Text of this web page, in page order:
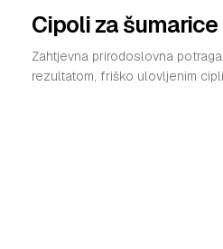
Cipoli za šumarice
Zahtjevna prirodoslovna
rezultatom, friško ulovljenim